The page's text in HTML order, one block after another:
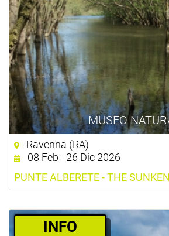
MUSEO
Ravenna (RA)
08 Feb - 26 Dic 2026
PUNTE ALBERETE - THE
­INFO